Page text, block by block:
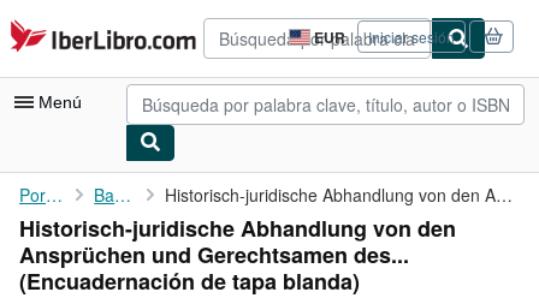
Pasar al contenido principal
IberLibro.com EUR
Preferencias
de
compra
del
Iniciar sesión
Menú
Mi cuenta
Consultar mis pedidos
Búsqueda avanzada
Portada Bayern Historisch-juridische Abhandlung von den Ansprüchen und ...
Historisch-juridische Abhandlung von den
Ansprüchen und Gerechtsamen des...
(Encuadernación de tapa blanda)